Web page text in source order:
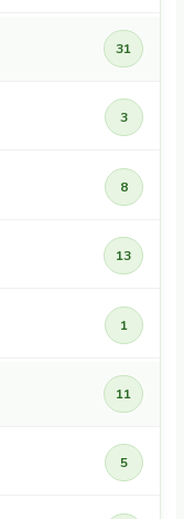
31
3
8
13
1
11
5